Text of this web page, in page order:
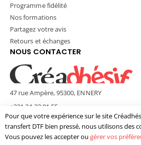
Programme fidélité
Nos formations
Partagez votre avis
Retours et échanges
NOUS CONTACTER
47 rue Ampère, 95300, ENNERY
+331 34 33 01 55
contact@creadhesif.com
Lun - Ven / 9h30 - 12h00 & 14h00 - 17h00
Pour que votre expérience sur le site
transfert DTF bien pressé, nous utilisons des
Vous pouvez les accepter ou gérer vos